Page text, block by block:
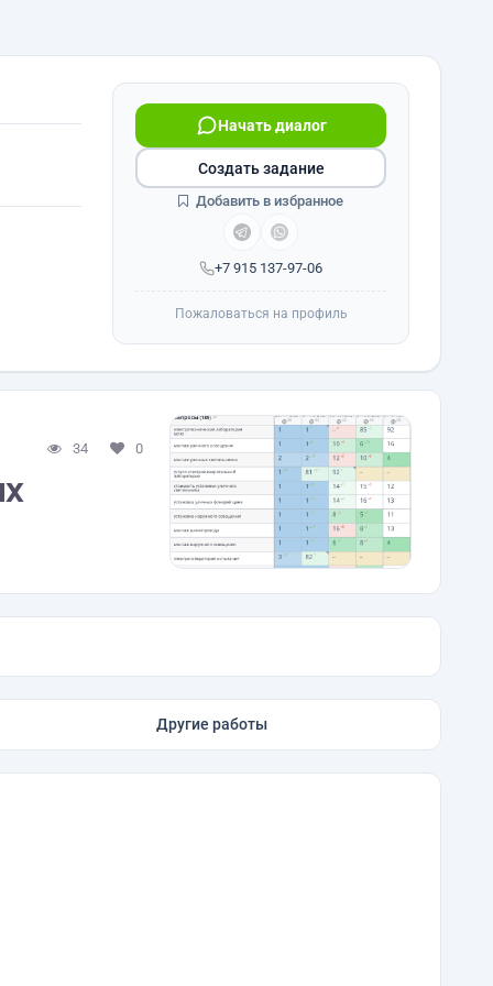
+7 915 137-97-06
Начать диалог
Создать задание
Добавить в избранное
Пожаловаться на профиль
34 0
Другие работы